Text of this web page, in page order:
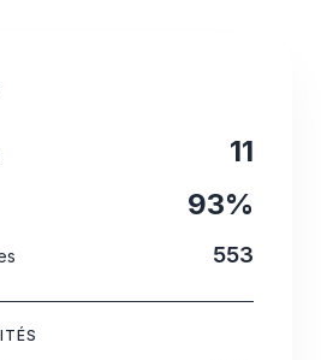
11
93%
553